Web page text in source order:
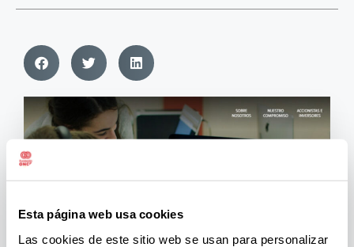
Esta página web usa cookies
Las cookies de este sitio web se usan para personalizar